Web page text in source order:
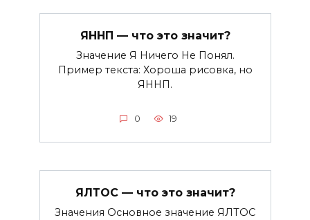
ЯННП — что это значит?
Значение Я Ничего Не Понял.
Пример текста: Хороша рисовка, но
ЯННП.
0 19
ЯЛТОС — что это значит?
Значения Основное значение ЯЛТОС